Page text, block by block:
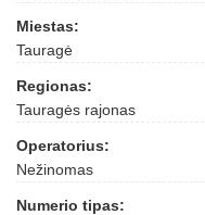
Miestas:
Tauragė
Regionas:
Tauragės rajonas
Operatorius:
Nežinomas
Numerio tipas: